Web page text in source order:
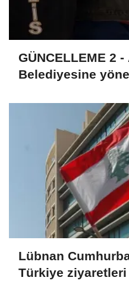
GÜNCELLEME 2 -
Belediyesine
şüpheli tutuklandı
Lübnan
Türkiye